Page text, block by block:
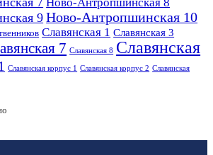
9 Ново-Антропшинская 10
Славянская 1 Славянская 3
7 Славянская 8 Славянская
Славянская корпус 1 Славянская корпус 2 Славянская